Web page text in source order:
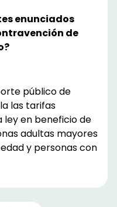
enunciados
de
público de
las tarifas
ley en beneficio de
adultas mayores
y personas con